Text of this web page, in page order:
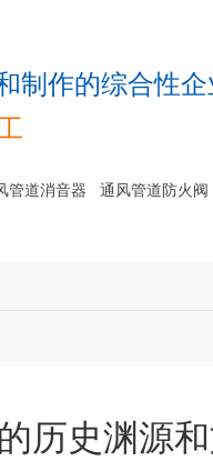
制作的综合性企
管道消音器 通风管道防火阀
历史渊源